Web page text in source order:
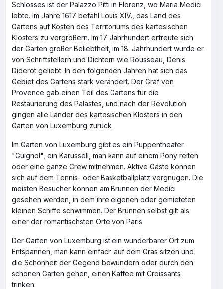
Schlosses ist der Palazzo Pitti in Florenz, wo Maria Medici
lebte. Im Jahre 1617 befahl Louis XIV., das Land des
Gartens auf Kosten des Territoriums des kartesischen
Klosters zu vergrößern. Im 17. Jahrhundert erfreute sich
der Garten großer Beliebtheit, im 18. Jahrhundert wurde er
von Schriftstellern und Dichtern wie Rousseau, Denis
Diderot geliebt. In den folgenden Jahren hat sich das
Gebiet des Gartens stark verändert. Der Graf von
Provence gab einen Teil des Gartens für die
Restaurierung des Palastes, und nach der Revolution
gingen alle Länder des kartesischen Klosters in den
Garten von Luxemburg zurück.
Im Garten von Luxemburg gibt es ein Puppentheater
"Guignol", ein Karussell, man kann auf einem Pony reiten
oder eine ganze Crew mitnehmen. Aktive Gäste können
sich auf dem Tennis- oder Basketballplatz vergnügen. Die
meisten Besucher können am Brunnen der Medici
gesehen werden, in dem ihre eigenen oder gemieteten
kleinen Schiffe schwimmen. Der Brunnen selbst gilt als
einer der romantischsten Orte von Paris.
Der Garten von Luxemburg ist ein wunderbarer Ort zum
Entspannen, man kann einfach auf dem Gras sitzen und
die Schönheit der Gegend bewundern oder durch den
schönen Garten gehen, einen Kaffee mit Croissants
trinken.